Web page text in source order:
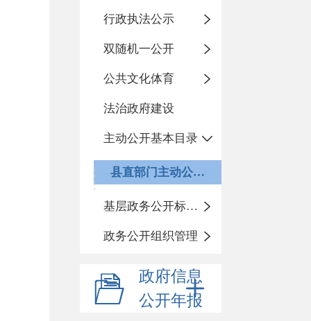
行政执法公示
双随机一公开
公共文化体育
法治政府建设
主动公开基本目录
县直部门主动公开基本目录
基层政务公开标准化规范化
政务公开组织管理
政府信息
公开年报